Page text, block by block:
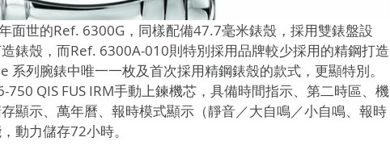
錶殼，而Ref. 6300A-010則特別採用品牌較少採用的精鋼打造
列腕錶中唯一一枚及首次採用精鋼錶殼的款式，更顯特別。
QIS FUS IRM手動上鍊機芯，具備時間指示、第二時區、機
顯示、萬年曆、報時模式顯示（靜音／大自鳴／小自鳴、報時
動力儲存72小時。